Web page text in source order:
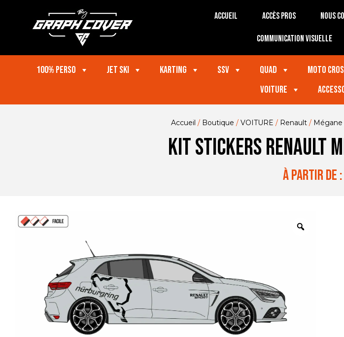
Accueil Accès Pros Nous
Communication visuelle
100% perso Jet ski Karting SSV Quad Moto
VOITURE
Accueil / Boutique / VOITURE / Renault/ Mégane
Kit stickers Renault
à partir de :